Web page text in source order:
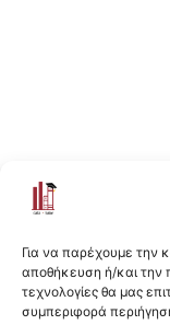
Για να παρέχουμε την
αποθήκευση ή/και την
τεχνολογίες θα μας
συμπεριφορά